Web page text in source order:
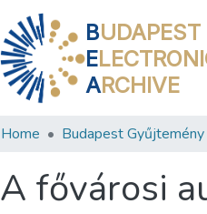
BUDAPEST
E
ARCHIVE
Home Budapest Gyűjtemény
A fővárosi